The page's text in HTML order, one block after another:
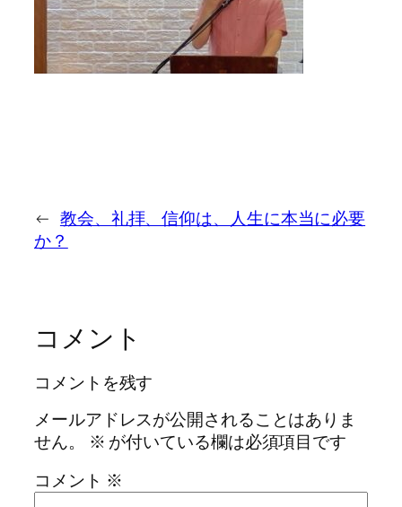
← 教会、礼拝、信仰は、人生に本当に必要
か？
コメント
コメントを残す
メールアドレスが公開されることはありま
せん。
※ が付いている欄は必須項目です
コメント ※